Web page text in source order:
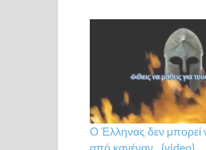
Ο Έλληνας δεν μπορεί